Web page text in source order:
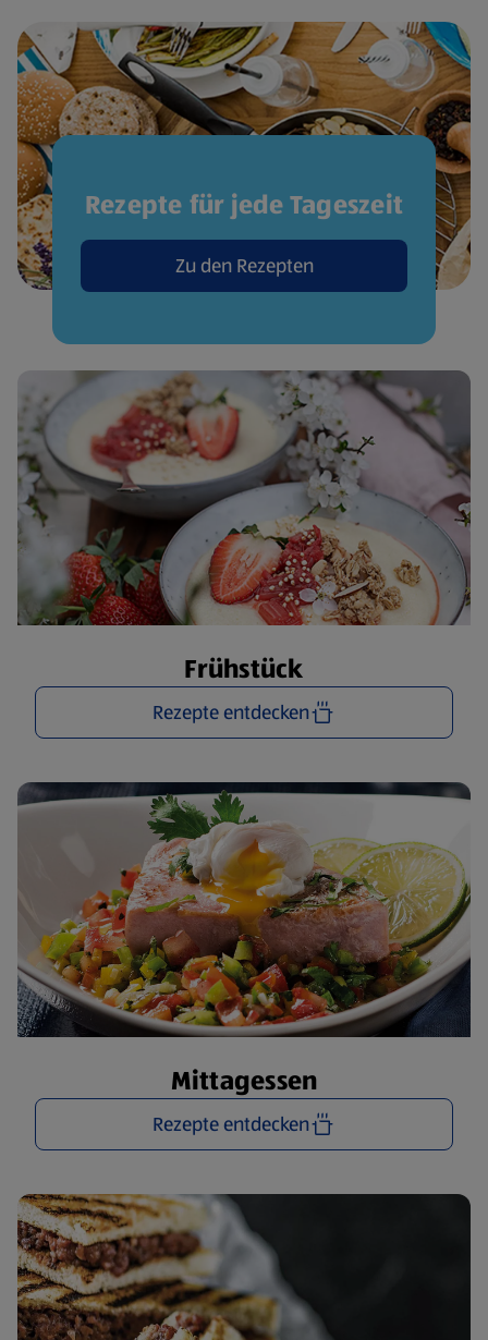
Rezepte für jede Tageszeit
Zu den Rezepten
Frühstück
Rezepte entdecken
Mittagessen
Rezepte entdecken